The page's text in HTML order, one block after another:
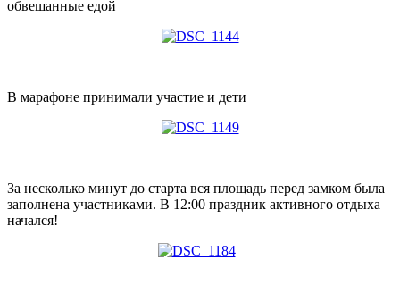
обвешанные едой
В марафоне принимали участие и дети
За несколько минут до старта вся площадь перед замком была
заполнена участниками. В 12:00 праздник активного отдыха
начался!